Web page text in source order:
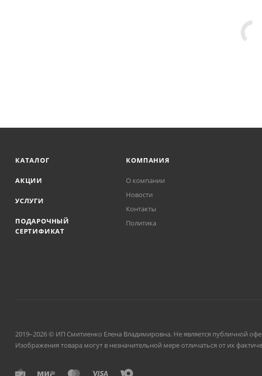
КАТАЛОГ
АКЦИИ
УСЛУГИ
ПОДАРОЧНЫЙ
СЕРТИФИКАТ
КОМПАНИЯ
О компании
Новости
Контакты
Политика
2019–2026 © ИП Смитиенко Елена Владимировна. Не является публичной
Изображения товара могут в незначительной мере отличаться от их